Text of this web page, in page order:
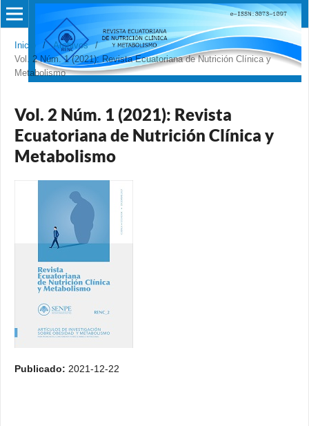
Inicio / Archivos
/
Vol. 2 Núm. 1 (2021): Revista Ecuatoriana de Nutrición Clínica y
Metabolismo
Vol. 2 Núm. 1 (2021): Revista
Ecuatoriana de Nutrición Clínica y
Metabolismo
Publicado: 2021-12-22